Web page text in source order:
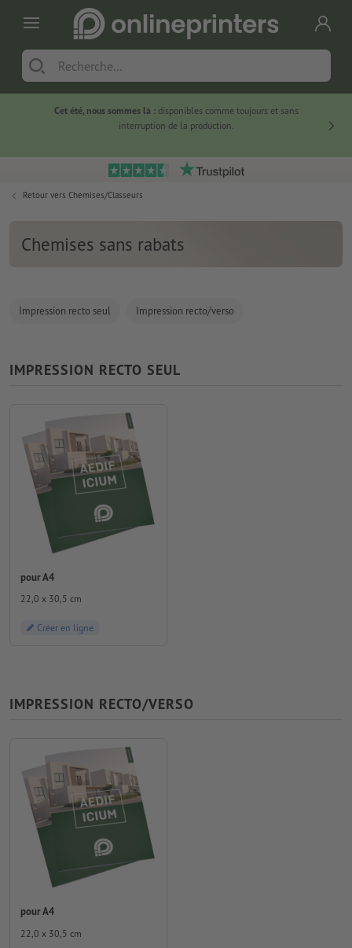
Cet été, nous sommes là :disponibles comme toujours et sans
interruption de la production.
Retour vers Chemises/Classeurs
Chemises sans rabats
Impression recto seul Impression recto/verso
IMPRESSION RECTO SEUL
pour A4
22,0 x 30,5 cm
Créer en ligne
IMPRESSION RECTO/VERSO
pour A4
22,0 x 30,5 cm